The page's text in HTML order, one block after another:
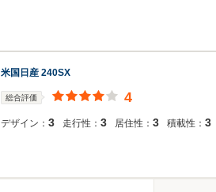
米国日産 240SX
総合評価 4
デザイン： 3 走行性： 3 居住性： 3 積載性： 3